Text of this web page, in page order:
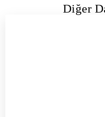
Diğer